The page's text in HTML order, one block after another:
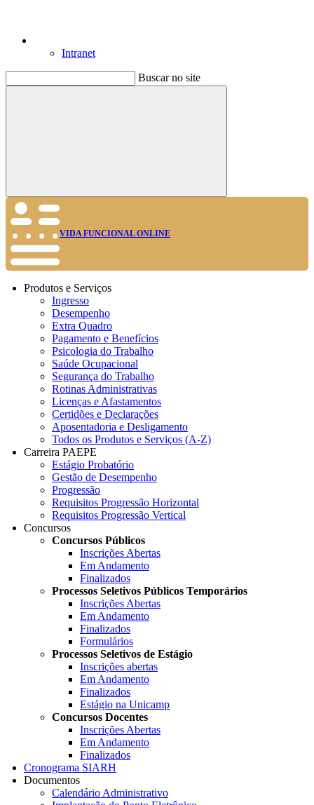
Intranet
Buscar no site
Buscar
VIDA FUNCIONAL ONLINE
Produtos e Serviços
Ingresso
Desempenho
Extra Quadro
Pagamento e Benefícios
Psicologia do Trabalho
Saúde Ocupacional
Segurança do Trabalho
Rotinas Administrativas
Licenças e Afastamentos
Certidões e Declarações
Aposentadoria e Desligamento
Todos os Produtos e Serviços (A-Z)
Carreira PAEPE
Estágio Probatório
Gestão de Desempenho
Progressão
Requisitos Progressão Horizontal
Requisitos Progressão Vertical
Concursos
Concursos Públicos
Inscrições Abertas
Em Andamento
Finalizados
Processos Seletivos Públicos Temporários
Inscrições Abertas
Em Andamento
Finalizados
Formulários
Processos Seletivos de Estágio
Inscrições abertas
Em Andamento
Finalizados
Estágio na Unicamp
Concursos Docentes
Inscrições Abertas
Em Andamento
Finalizados
Cronograma SIARH
Documentos
Calendário Administrativo